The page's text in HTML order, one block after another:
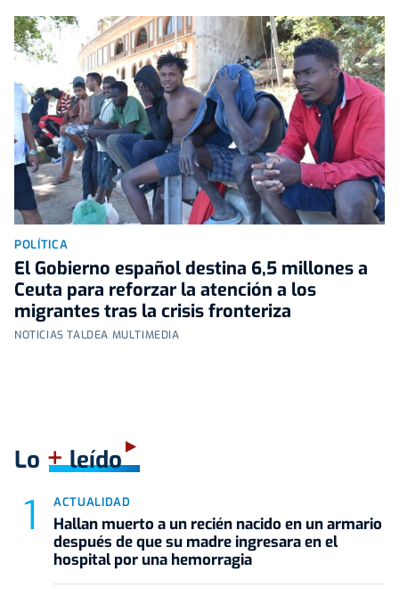
POLÍTICA
El Gobierno español destina 6,5 millones a
Ceuta para reforzar la atención a los
migrantes tras la crisis fronteriza
NOTICIAS TALDEA MULTIMEDIA
Lo +leído
ACTUALIDAD
Hallan muerto a un recién nacido en un armario
después de que su madre ingresara en el
hospital por una hemorragia